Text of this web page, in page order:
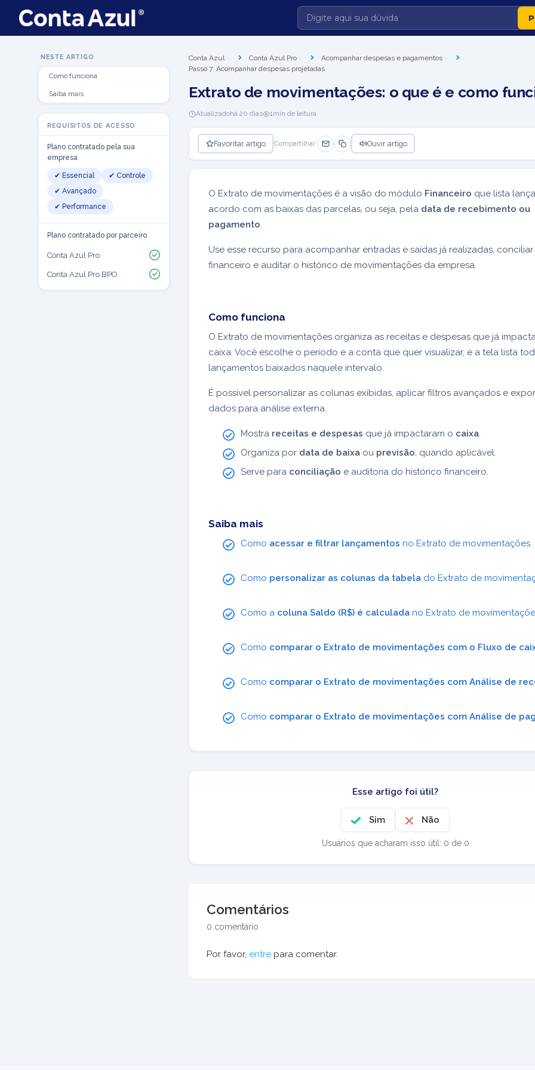
NESTE ARTIGO
Como funciona
Saiba mais
REQUISITOS DE ACESSO
Plano contratado pela sua
empresa
✔ Essencial
✔ Controle
✔ Avançado
✔ Performance
Plano contratado por parceiro
Conta Azul Pro
Conta Azul Pro BPO
Conta Azul Conta Azul Pro
Acompanhar despesas e pagamentos
Passo 7: Acompanhar despesas projetadas
Extrato de movimentações: o que é e como
Atualizadohá 20 dias 1min de leitura
Favoritar artigo Compartilhar: Ouvir artigo
O Extrato de movimentações é a visão do módulo Financeiro que lista
acordo com as baixas das parcelas, ou seja, pela data de recebimento ou
pagamento.
Use esse recurso para acompanhar entradas e saídas já realizadas, conciliar
financeiro e auditar o histórico de movimentações da empresa.
Como funciona
O Extrato de movimentações organiza as receitas e despesas que já
caixa. Você escolhe o período e a conta que quer visualizar, e a tela lista
lançamentos baixados naquele intervalo.
É possível personalizar as colunas exibidas, aplicar filtros avançados e
dados para análise externa.
Mostra receitas e despesas que já impactaram o caixa.
Organiza por data de baixa ou previsão, quando aplicável.
Serve para conciliação e auditoria do histórico financeiro.
Saiba mais
Como acessar e filtrar lançamentos no Extrato de movimentações
Como personalizar as colunas da tabela do Extrato de
Como a coluna Saldo (R$) é calculada no Extrato de
Como comparar o Extrato de movimentações com o Fluxo de
Como comparar o Extrato de movimentações com Análise de
Como comparar o Extrato de movimentações com Análise de
Esse artigo foi útil?
Sim Não
Usuários que acharam isso útil: 0 de 0
Comentários
0 comentário
Por favor, entre para comentar.